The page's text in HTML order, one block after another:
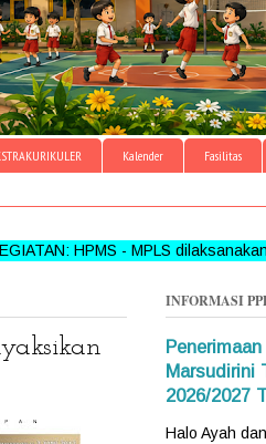
Kalender Fasilitas
- MPLS dilaksanakan 13-17
INFORMASI
Marsudirini
2026/2027
Halo Ayah